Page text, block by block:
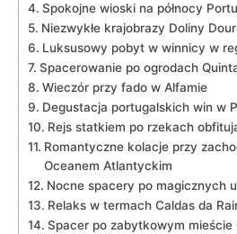
Spokojne wioski na północy
Niezwykłe krajobrazy Doliny
Luksusowy pobyt w winnicy w
Spacerowanie po ogrodach
Wieczór przy fado w Alfamie
Degustacja portugalskich win w
Rejs statkiem po rzekach
Romantyczne kolacje przy
Oceanem Atlantyckim
Nocne spacery po magicznych
Relaks w termach Caldas da
Spacer po zabytkowym mieście